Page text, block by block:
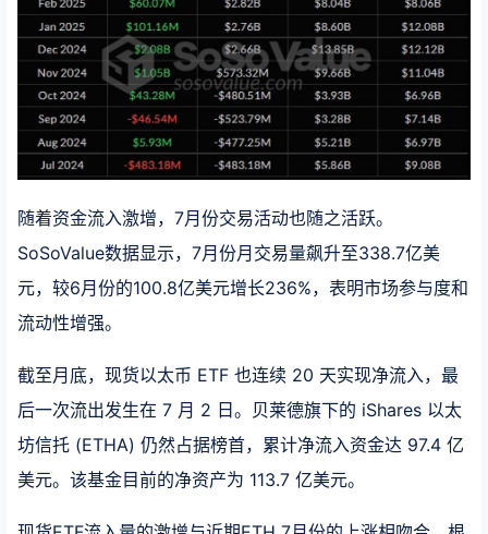
随着资金流入激增，7月份交易活动也随之活跃。
SoSoValue数据显示，7月份月交易量飙升至338.7亿美
元，较6月份的100.8亿美元增长236%，表明市场参与度和
流动性增强。
截至月底，现货以太币 ETF 也连续 20 天实现净流入，最
后一次流出发生在 7 月 2 日。贝莱德旗下的 iShares 以太
坊信托 (ETHA) 仍然占据榜首，累计净流入资金达 97.4 亿
美元。该基金目前的净资产为 113.7 亿美元。